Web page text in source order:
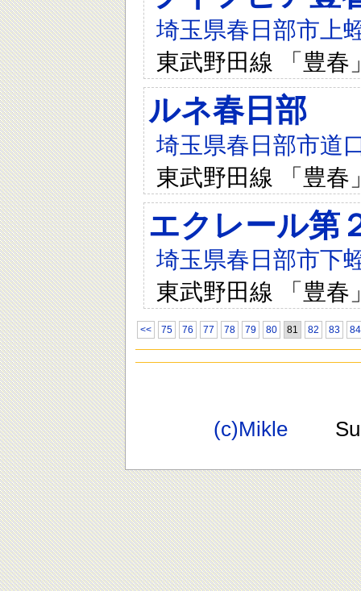
埼玉県春日部市上
東武野田線 「豊春
ルネ春日部
埼玉県春日部市道
東武野田線 「豊春
エクレール第
埼玉県春日部市下
東武野田線 「豊春
<< 75 76 77 78 79 80 81 82 83 84
(c)Mikle